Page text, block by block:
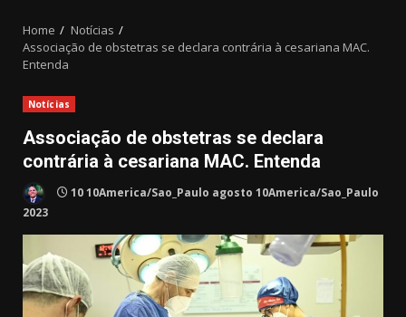
Home
Notícias
Associação de obstetras se declara contrária à cesariana MAC.
Entenda
Notícias
Associação de obstetras se declara
contrária à cesariana MAC. Entenda
10 10America/Sao_Paulo agosto 10America/Sao_Paulo
2023